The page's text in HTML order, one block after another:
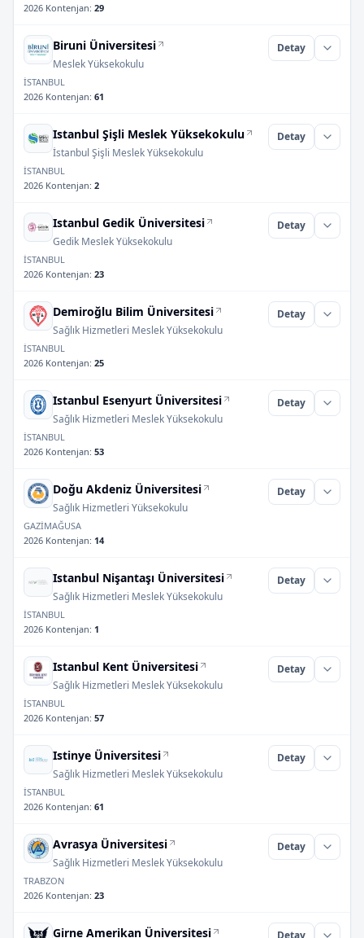
2026 Kontenjan: 29
Biruni Üniversitesi
Meslek Yüksekokulu
Detay
İSTANBUL
2026 Kontenjan: 61
Istanbul Şişli Meslek Yüksekokulu
İstanbul Şişli Meslek Yüksekokulu
Detay
İSTANBUL
2026 Kontenjan: 2
Istanbul Gedik Üniversitesi
Gedik Meslek Yüksekokulu
Detay
İSTANBUL
2026 Kontenjan: 23
Demiroğlu Bilim Üniversitesi
Sağlık Hizmetleri Meslek Yüksekokulu
Detay
İSTANBUL
2026 Kontenjan: 25
Istanbul Esenyurt Üniversitesi
Sağlık Hizmetleri Meslek Yüksekokulu
Detay
İSTANBUL
2026 Kontenjan: 53
Doğu Akdeniz Üniversitesi
Sağlık Hizmetleri Yüksekokulu
Detay
GAZİMAĞUSA
2026 Kontenjan: 14
Istanbul Nişantaşı Üniversitesi
Sağlık Hizmetleri Meslek Yüksekokulu
Detay
İSTANBUL
2026 Kontenjan: 1
Istanbul Kent Üniversitesi
Sağlık Hizmetleri Meslek Yüksekokulu
Detay
İSTANBUL
2026 Kontenjan: 57
Istinye Üniversitesi
Sağlık Hizmetleri Meslek Yüksekokulu
Detay
İSTANBUL
2026 Kontenjan: 61
Avrasya Üniversitesi
Sağlık Hizmetleri Meslek Yüksekokulu
Detay
TRABZON
2026 Kontenjan: 23
Girne Amerikan Üniversitesi Detay